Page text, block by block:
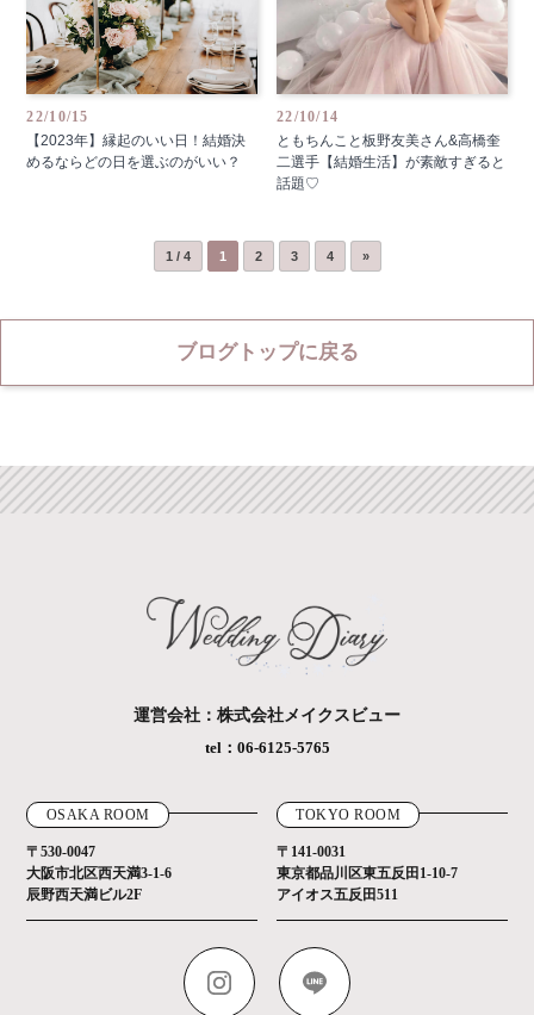
22/10/15
【2023年】縁起のいい日！結婚決
めるならどの日を選ぶのがいい？
22/10/14
ともちんこと板野友美さん&高橋奎
二選手【結婚生活】が素敵すぎると
話題♡
1 / 4 1 2 3 4 »
ブログトップに戻る
運営会社：株式会社メイクスビュー
tel：06-6125-5765
OSAKA ROOM
〒530-0047
大阪市北区西天満3-1-6
辰野西天満ビル2F
TOKYO ROOM
〒141-0031
東京都品川区東五反田1-10-7
アイオス五反田511